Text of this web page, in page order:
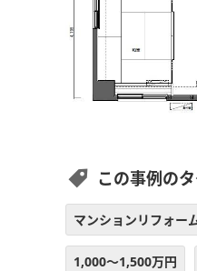
この事例の
マンションリフォー
1,000～1,500万円